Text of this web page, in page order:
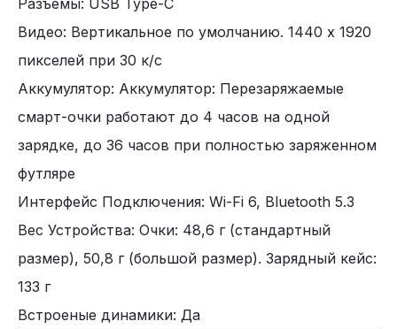
Разъемы: USB Type-C
Видео: Вертикальное по умолчанию. 1440 x 1920
пикселей при 30 к/с
Аккумулятор: Аккумулятор: Перезаряжаемые
смарт-очки работают до 4 часов на одной
зарядке, до 36 часов при полностью заряженном
футляре
Интерфейс Подключения: Wi-Fi 6, Bluetooth 5.3
Вес Устройства: Очки: 48,6 г (стандартный
размер), 50,8 г (большой размер). Зарядный кейс:
133 г
Встроеные динамики: Да